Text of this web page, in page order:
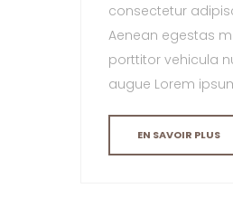
consectetur
Aenean egestas
porttitor vehicula
augue Lorem
EN SAVOIR PLUS